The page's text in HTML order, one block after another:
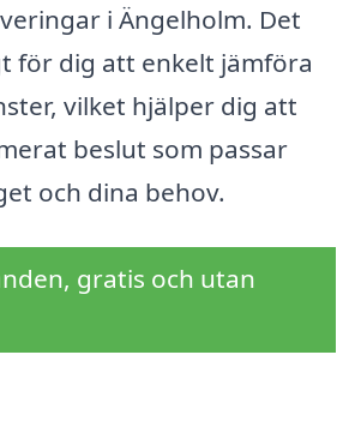
i Ängelholm. Det
för dig att enkelt jämföra
vilket hjälper dig att
beslut som passar
och dina behov.
gratis och utan